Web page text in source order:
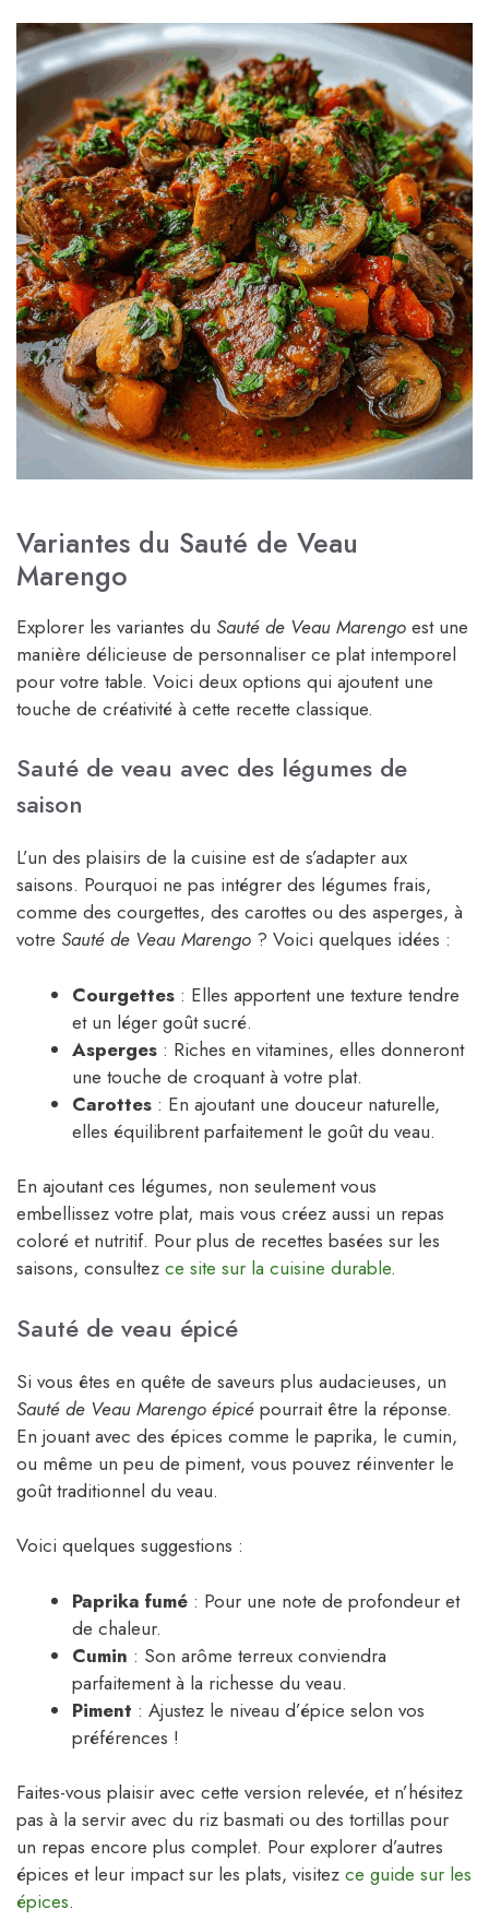
Variantes du Sauté de Veau
Marengo
Explorer les variantes du Sauté de Veau Marengo est une
manière délicieuse de personnaliser ce plat intemporel
pour votre table. Voici deux options qui ajoutent une
touche de créativité à cette recette classique.
Sauté de veau avec des légumes de
saison
L’un des plaisirs de la cuisine est de s’adapter aux
saisons. Pourquoi ne pas intégrer des légumes frais,
comme des courgettes, des carottes ou des asperges, à
votre Sauté de Veau Marengo ? Voici quelques idées :
Courgettes : Elles apportent une texture tendre
et un léger goût sucré.
Asperges : Riches en vitamines, elles donneront
une touche de croquant à votre plat.
Carottes : En ajoutant une douceur naturelle,
elles équilibrent parfaitement le goût du veau.
En ajoutant ces légumes, non seulement vous
embellissez votre plat, mais vous créez aussi un repas
coloré et nutritif. Pour plus de recettes basées sur les
saisons, consultez ce site sur la cuisine durable.
Sauté de veau épicé
Si vous êtes en quête de saveurs plus audacieuses, un
Sauté de Veau Marengo épicé pourrait être la réponse.
En jouant avec des épices comme le paprika, le cumin,
ou même un peu de piment, vous pouvez réinventer le
goût traditionnel du veau.
Voici quelques suggestions :
Paprika fumé : Pour une note de profondeur et
de chaleur.
Cumin : Son arôme terreux conviendra
parfaitement à la richesse du veau.
Piment : Ajustez le niveau d’épice selon vos
préférences !
Faites-vous plaisir avec cette version relevée, et n’hésitez
pas à la servir avec du riz basmati ou des tortillas pour
un repas encore plus complet. Pour explorer d’autres
épices et leur impact sur les plats, visitez ce guide sur les
épices.